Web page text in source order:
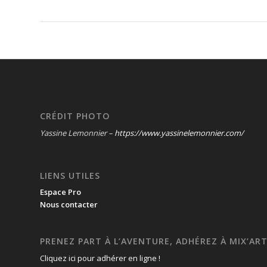
CRÉDIT PHOTO
Yassine Lemonnier – https://www.yassinelemonnier.com/
LIENS UTILES
Espace Pro
Nous contacter
PRENEZ PART À L’AVENTURE, ADHÉREZ À
Cliquez ici pour adhérer en ligne !